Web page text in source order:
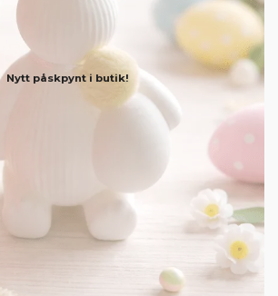
Nytt påskpynt i butik!